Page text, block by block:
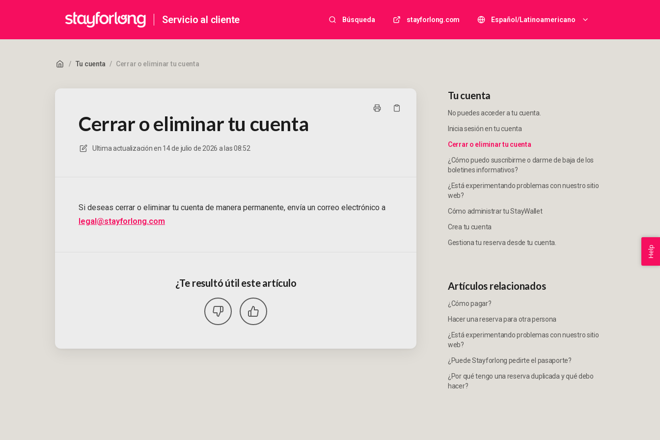
Servicio al cliente Búsqueda stayforlong.com Español/Latinoamericano
/ Tu cuenta / Cerrar o eliminar tu cuenta
Cerrar o eliminar tu cuenta
Ultima actualización en 14 de julio de 2026 a las 08:52
Si deseas cerrar o eliminar tu cuenta de manera permanente, envía un correo electrónico a
legal@stayforlong.com
¿Te resultó útil este artículo
Tu cuenta
No puedes acceder a tu cuenta.
Inicia sesión en tu cuenta
Cerrar o eliminar tu cuenta
¿Cómo puedo suscribirme o darme de baja de los
boletines informativos?
¿Está experimentando problemas con nuestro sitio
web?
Cómo administrar tu StayWallet
Crea tu cuenta
Gestiona tu reserva desde tu cuenta.
Artículos relacionados
¿Cómo pagar?
Hacer una reserva para otra persona
¿Está experimentando problemas con nuestro sitio
web?
¿Puede Stayforlong pedirte el pasaporte?
¿Por qué tengo una reserva duplicada y qué debo
hacer?
Help